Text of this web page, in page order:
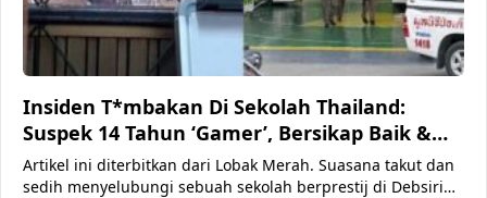
Insiden T*mbakan Di Sekolah Thailand:
Suspek 14 Tahun ‘Gamer’, Bersikap Baik &
Punyai Rekod Akademik Yang Bagus
Artikel ini diterbitkan dari Lobak Merah. Suasana takut dan
sedih menyelubungi sebuah sekolah berprestij di Debsirin